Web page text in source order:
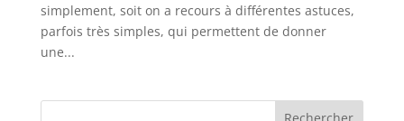
simplement, soit on a recours à différentes astuces,
parfois très simples, qui permettent de donner
une...